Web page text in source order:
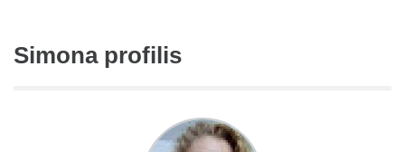
Simona profilis